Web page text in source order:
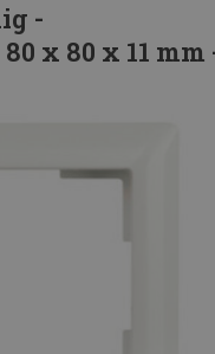
-
x 80 x 11